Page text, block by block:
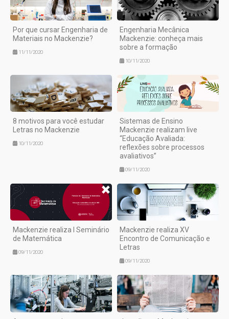
Por que cursar Engenharia de
Materiais no Mackenzie?
11/11/2020
Engenharia Mecânica
Mackenzie: conheça mais
sobre a formação
10/11/2020
8 motivos para você estudar
Letras no Mackenzie
10/11/2020
Sistemas de Ensino
Mackenzie realizam live
“Educação Avaliada:
reflexões sobre processos
avaliativos”
09/11/2020
Mackenzie realiza I Seminário
de Matemática
09/11/2020
Mackenzie realiza XV
Encontro de Comunicação e
Letras
09/11/2020